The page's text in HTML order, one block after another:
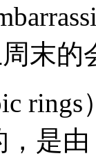
末
rings
，是